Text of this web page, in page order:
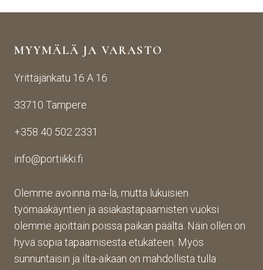
MYYMÄLÄ JA VARASTO
Yrittäjänkatu 16 A 16
33710 Tampere
+358 40 502 2331
info@portiikki.fi
Olemme avoinna ma-la, mutta lukuisien
työmaakäyntien ja asiakastapaamisten vuoksi
olemme ajoittain poissa paikan päältä. Näin ollen on
hyvä sopia tapaamisesta etukäteen. Myös
sunnuntaisin ja ilta-aikaan on mahdollista tulla